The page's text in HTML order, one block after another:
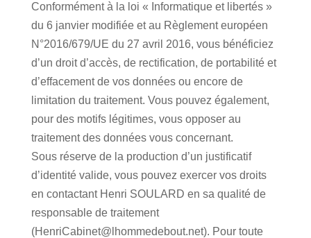
Conformément à la loi « Informatique et libertés »
du 6 janvier modifiée et au Règlement européen
N°2016/679/UE du 27 avril 2016, vous bénéficiez
d’un droit d’accès, de rectification, de portabilité et
d’effacement de vos données ou encore de
limitation du traitement. Vous pouvez également,
pour des motifs légitimes, vous opposer au
traitement des données vous concernant.
Sous réserve de la production d’un justificatif
d’identité valide, vous pouvez exercer vos droits
en contactant Henri SOULARD en sa qualité de
responsable de traitement
(HenriCabinet@lhommedebout.net). Pour toute